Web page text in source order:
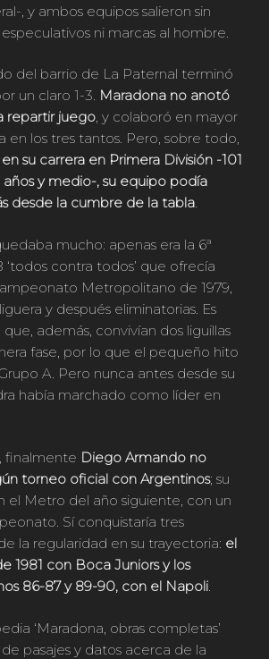
, y ambos equipos salieron sin
ni marcas al hombre.
del barrio de La Paternal terminó
un claro 1-3. Maradona no anotó
repartir juego, y colaboró en mayor
en los tres tantos. Pero, sobre todo,
su carrera en Primera División -101
años y medio-, su equipo podía
desde la cumbre de la tabla.
mucho: apenas era la 6ª
‘todos contra todos’ que ofrecía
Metropolitano de 1979,
y después eliminatorias. Es
además, convivían dos liguillas
fase, por lo que el pequeño hito
A. Pero nunca antes desde su
había marchado como líder en
finalmente Diego Armando no
torneo oficial con Argentinos; su
el Metro del año siguiente, con un
Sí conquistaría tres
la regularidad en su trayectoria: el
1981 con Boca Juniors y los
86-87 y 89-90, con el Napoli.
‘Maradona, obras completas’
pasajes y datos acerca de la